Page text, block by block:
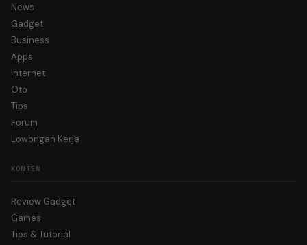
News
Gadget
Business
Apps
Internet
Oto
Tips
Forum
Lowongan Kerja
KONTEN
Review Gadget
Games
Tips & Tutorial